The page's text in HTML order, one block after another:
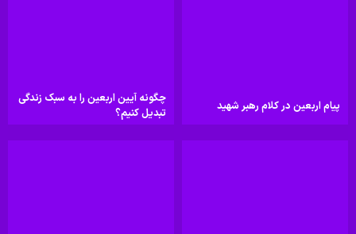
پیام اربعین در کلام رهبر شهید
چگونه آیین اربعین را به سبک زندگی
تبدیل کنیم؟